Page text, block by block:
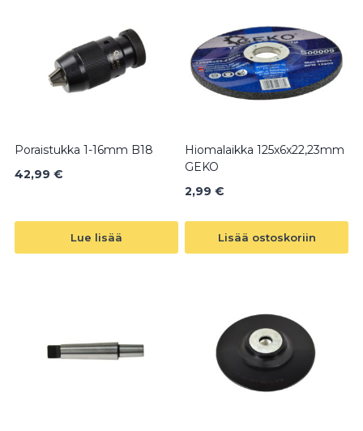
Poraistukka 1-16mm B18
42,99 €
Lue lisää
Hiomalaikka 125x6x22,23mm
GEKO
2,99 €
Lisää ostoskoriin